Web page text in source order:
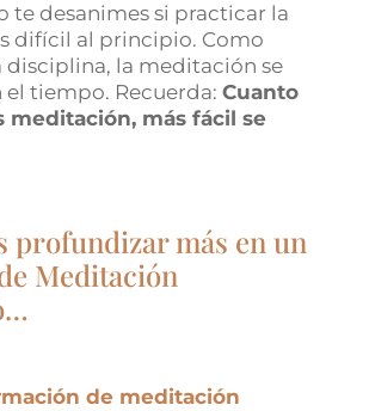
te desanimes si practicar la
difícil al principio. Como
disciplina, la meditación se
el tiempo. Recuerda:Cuanto
meditación, más fácil se
profundizar más en un
Meditación
de meditación